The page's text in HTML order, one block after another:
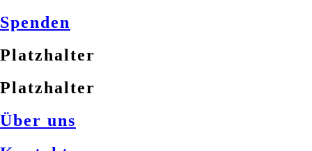
Spenden
Platzhalter
Platzhalter
Über uns